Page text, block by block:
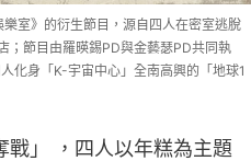
室》的衍生節目，源自四人在密室逃脫
；節目由羅暎錫PD與金藝瑟PD共同執
化身「K-宇宙中心」全南高興的「地球1
戰」 ，四人以年糕為主題